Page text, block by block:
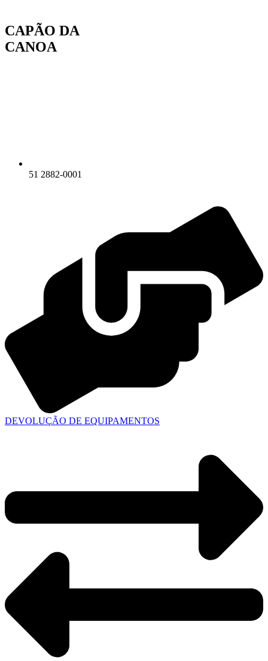
o
conteúdo
CAPÃO DA
CANOA
51 2882-0001
DEVOLUÇÃO DE EQUIPAMENTOS